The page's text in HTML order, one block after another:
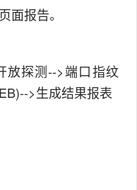
面报告。
放探测-->端口指纹
>生成结果报表